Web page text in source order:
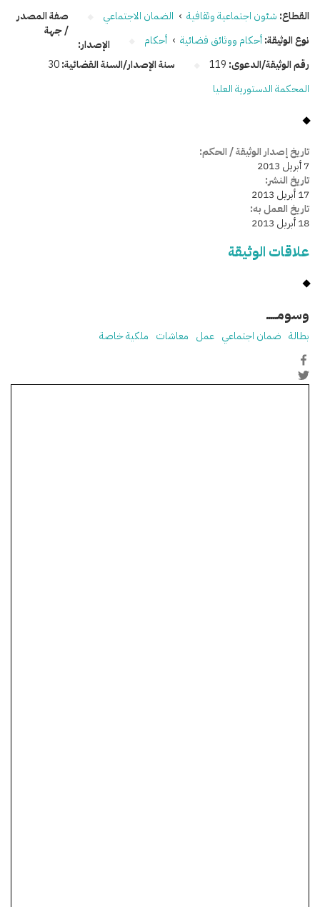
القطاع: شئون اجتماعية وثقافية › الضمان الاجتماعي
نوع الوثيقة:أحكام ووثائق قضائية › أحكام
رقم الوثيقة/الدعوى: 119 سنة الإصدار/السنة القضائية:30
صفة المصدر
/ جهة
الإصدار:
المحكمة الدستورية العليا
تاريخ إصدار الوثيقة / الحكم:
7 أبريل 2013
تاريخ النشر:
17 أبريل 2013
تاريخ العمل به:
18 أبريل 2013
علاقات الوثيقة
وسومـــــ
بطالة ضمان اجتماعي عمل معاشات ملكية خاصة